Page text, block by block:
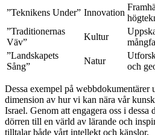
”Teknikens Under” Innovation
”Traditionernas
Väv”
Kultur
”Landskapets
Sång”
Natur
och
Dessa exempel på webbdokumentärer
dimension av hur vi kan nära vår
Israel. Genom att engagera oss i
dörren till en värld av lärande och
tilltalar både vårt intellekt och känslor.